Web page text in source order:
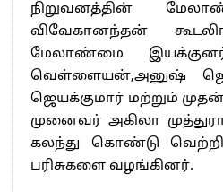
நிறுவனத்தின்
விவேகானந்தன்
மேலாண்மை
வெள்ளையன்,அனுஷ்
ஜெயக்குமார் மற்றும்
முனைவர் அகிலா
கலந்து கொண்டு வெற்றி
பரிசுகளை வழங்கினர்.